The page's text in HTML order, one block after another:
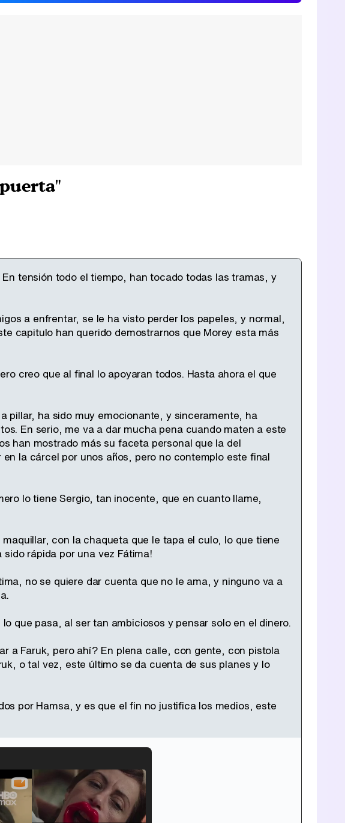
tensión todo el tiempo, han tocado todas las tramas, y
a enfrentar, se le ha visto perder los papeles, y normal,
capitulo han querido demostrarnos que Morey esta más
creo que al final lo apoyaran todos. Hasta ahora el que
pillar, ha sido muy emocionante, y sinceramente, ha
En serio, me va a dar mucha pena cuando maten a este
han mostrado más su faceta personal que la del
la cárcel por unos años, pero no contemplo este final
lo tiene Sergio, tan inocente, que en cuanto llame,
con la chaqueta que le tapa el culo, lo que tiene
rápida por una vez Fátima!
no se quiere dar cuenta que no le ama, y ninguno va a
que pasa, al ser tan ambiciosos y pensar solo en el dinero.
a Faruk, pero ahí? En plena calle, con gente, con pistola
o tal vez, este último se da cuenta de sus planes y lo
por Hamsa, y es que el fin no justifica los medios, este